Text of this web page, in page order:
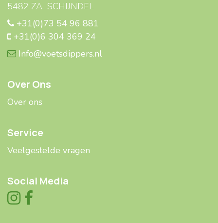
5482 ZA SCHIJNDEL
+31(0)73 54 96 881
+31(0)6 304 369 24
Info@voetsdippers.nl
Over Ons
Over ons
Service
Veelgestelde ​​vragen
Social Media